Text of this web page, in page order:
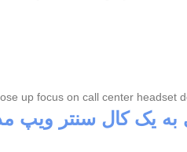
یک کال سنتر ویپ